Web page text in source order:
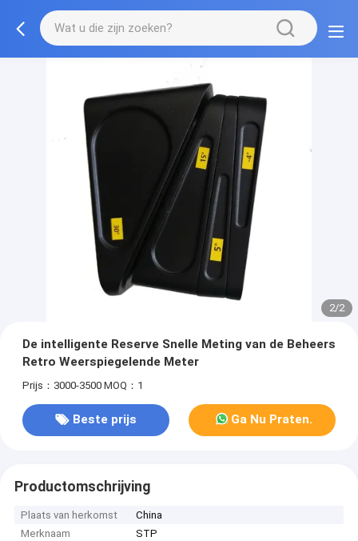
2/2
De intelligente Reserve Snelle Meting van de Beheers
Retro Weerspiegelende Meter
Prijs：3000-3500 MOQ：1
Beste prijs Ga Nu Praten.
Productomschrijving
Plaats van herkomst
China
Merknaam
STP